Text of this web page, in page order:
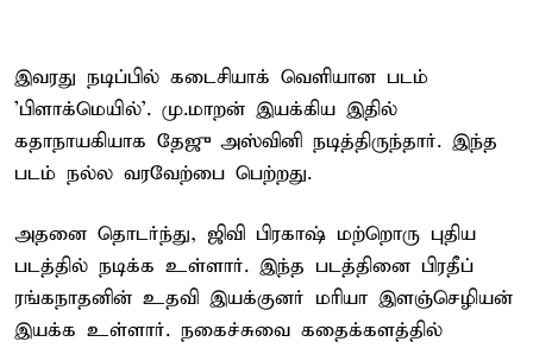
இவரது நடிப்பில் கடைசியாக் வெளியான படம்
'பிளாக்மெயில்'. மு.மாறன் இயக்கிய இதில்
கதாநாயகியாக தேஜு அஸ்வினி நடித்திருந்தார். இந்த
படம் நல்ல வரவேற்பை பெற்றது.
அதனை தொடர்ந்து, ஜிவி பிரகாஷ் மற்றொரு புதிய
படத்தில் நடிக்க உள்ளார். இந்த படத்தினை பிரதீப்
ரங்கநாதனின் உதவி இயக்குனர் மரியா இளஞ்செழியன்
இயக்க உள்ளார். நகைச்சுவை கதைக்களத்தில்